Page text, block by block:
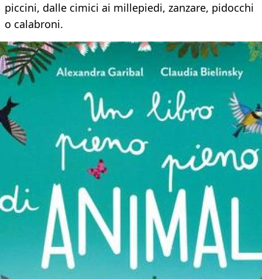
piccini, dalle cimici ai millepiedi, zanzare, pidocchi
o calabroni.